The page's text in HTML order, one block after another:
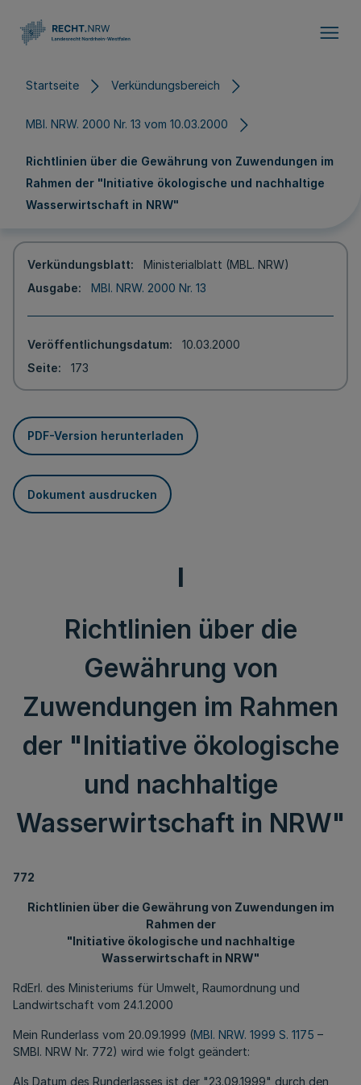
Startseite Verkündungsbereich
MBl. NRW. 2000 Nr. 13 vom 10.03.2000
Richtlinien über die Gewährung von Zuwendungen im
Rahmen der "Initiative ökologische und nachhaltige
Wasserwirtschaft in NRW"
Verkündungsblatt
Ministerialblatt (MBL. NRW)
Ausgabe
MBl. NRW. 2000 Nr. 13
Veröffentlichungsdatum
10.03.2000
Seite
173
PDF-Version herunterladen
Dokument ausdrucken
I
Richtlinien über die
Gewährung von
Zuwendungen im Rahmen
der "Initiative ökologische
und nachhaltige
Wasserwirtschaft in NRW"
772
Richtlinien über die Gewährung von Zuwendungen im
Rahmen der
"Initiative ökologische und nachhaltige
Wasserwirtschaft in NRW"
RdErl. des Ministeriums für Umwelt, Raumordnung und
Landwirtschaft vom 24.1.2000
Mein Runderlass vom 20.09.1999 (MBl. NRW. 1999 S. 1175 –
SMBl. NRW Nr. 772) wird wie folgt geändert:
Als Datum des Runderlasses ist der "23.09.1999" durch den